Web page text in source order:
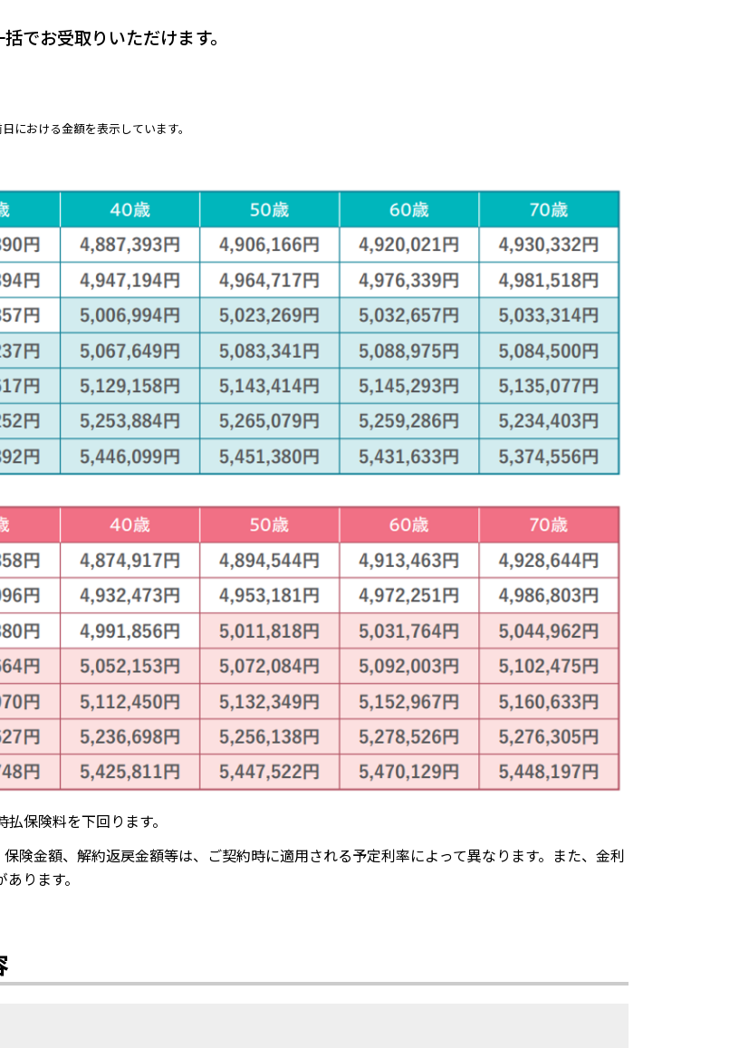
でお受取りいただけます。
における金額を表示しています。
保険料を下回ります。
険金額、解約返戻金額等は、ご契約時に適用される予定利率によって異なります。また、金利
ります。